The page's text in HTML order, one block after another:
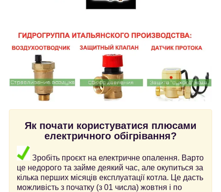
Як почати користуватися плюсами
електричного обігрівання?
Зробіть проєкт на електричне опалення. Варто
це недорого та займе деякий час, але окупиться за
кілька перших місяців експлуатації котла. Це дасть
можливість з початку (з 01 числа) жовтня і по